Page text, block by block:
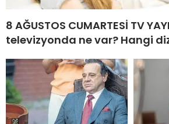
8 AĞUSTOS CUMARTESİ TV
televizyonda ne var? Hangi